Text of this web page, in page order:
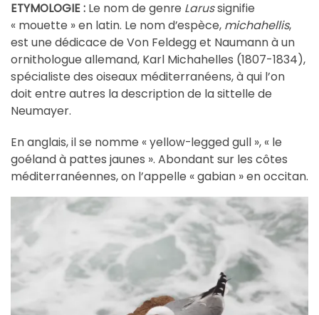
ETYMOLOGIE : Le nom de genre Larussignifie
« mouette » en latin. Le nom d’espèce, michahellis,
est une dédicace de Von Feldegg et Naumannàun
ornithologue allemand, Karl Michahelles (1807-1834),
spécialiste des oiseaux méditerranéens, à qui l’on
doit entre autres la description de la sittelle de
Neumayer.
En anglais, il se nomme « yellow-legged gull », « le
goéland à pattes jaunes ». Abondant sur les côtes
méditerranéennes, on l’appelle « gabian » en occitan.